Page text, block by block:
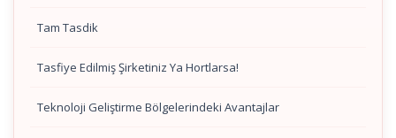
Tam Tasdik
Tasfiye Edilmiş Şirketiniz Ya Hortlarsa!
Teknoloji Geliştirme Bölgelerindeki Avantajlar